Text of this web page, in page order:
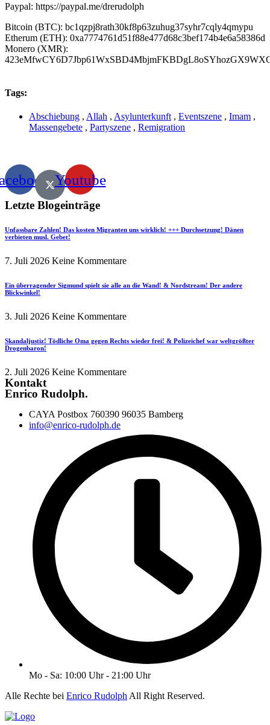
Paypal: https://paypal.me/drerudolph
Bitcoin (BTC): bc1qzpj8rath30kf8p63zuhug37syhr7cqly4qmypu
Etherum (ETH): 0xa7774761d51f88e477d68c3bef174b4e6a58386d
Monero (XMR):
Tags:
Abschiebung , Allah , Asylunterkunft , Eventszene , Imam ,
Massengebete , Partyszene , Remigration
Youtube
Letzte Blogeinträge
Unfassbare Zahlen! Das kosten Migranten uns wirklich! +++ Durchsetzung! Dänen
verbieten musl. Gebet!
7. Juli 2026 Keine Kommentare
Ein überragender Sigmund spielt sie alle an die Wand! & Nordstream! Der andere
Blickwinkel!
3. Juli 2026 Keine Kommentare
Skandaljustiz! Tödliche Oma gegen Rechts wieder frei! & Polizeichef war weltgrößter
Drogenbaron!
2. Juli 2026 Keine Kommentare
Kontakt
Enrico Rudolph.
CAYA Postbox 760390 96035 Bamberg
info@enrico-rudolph.de
Mo - Sa: 10:00 Uhr - 21:00 Uhr
Alle Rechte bei Enrico Rudolph All Right Reserved.